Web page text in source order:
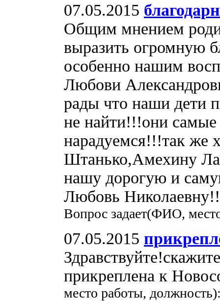
07.05.2015
Общим мнением
выразить огромную
особенно нашим
Любови
рады что наши дети
не найти!!!они
нарадуемся!!!так же
Штанько,Амехину
нашу дорогую и
Любовь
Вопрос задает(ФИО,
07.05.2015
прикреплена к
место работы,